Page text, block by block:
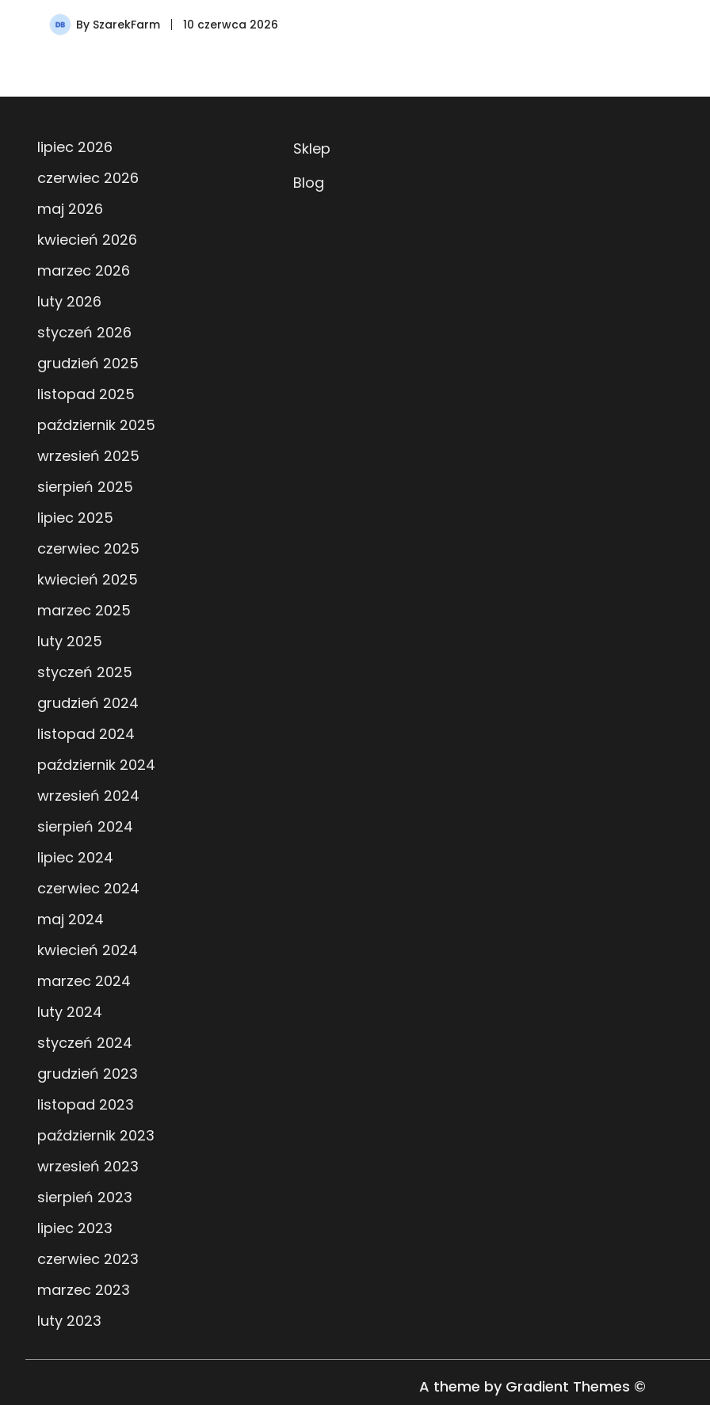
By SzarekFarm 10 czerwca 2026
lipiec 2026
czerwiec 2026
maj 2026
kwiecień 2026
marzec 2026
luty 2026
styczeń 2026
grudzień 2025
listopad 2025
październik 2025
wrzesień 2025
sierpień 2025
lipiec 2025
czerwiec 2025
kwiecień 2025
marzec 2025
luty 2025
styczeń 2025
grudzień 2024
listopad 2024
październik 2024
wrzesień 2024
sierpień 2024
lipiec 2024
czerwiec 2024
maj 2024
kwiecień 2024
marzec 2024
luty 2024
styczeń 2024
grudzień 2023
listopad 2023
październik 2023
wrzesień 2023
sierpień 2023
lipiec 2023
czerwiec 2023
marzec 2023
luty 2023
Sklep
Blog
A theme by Gradient Themes ©